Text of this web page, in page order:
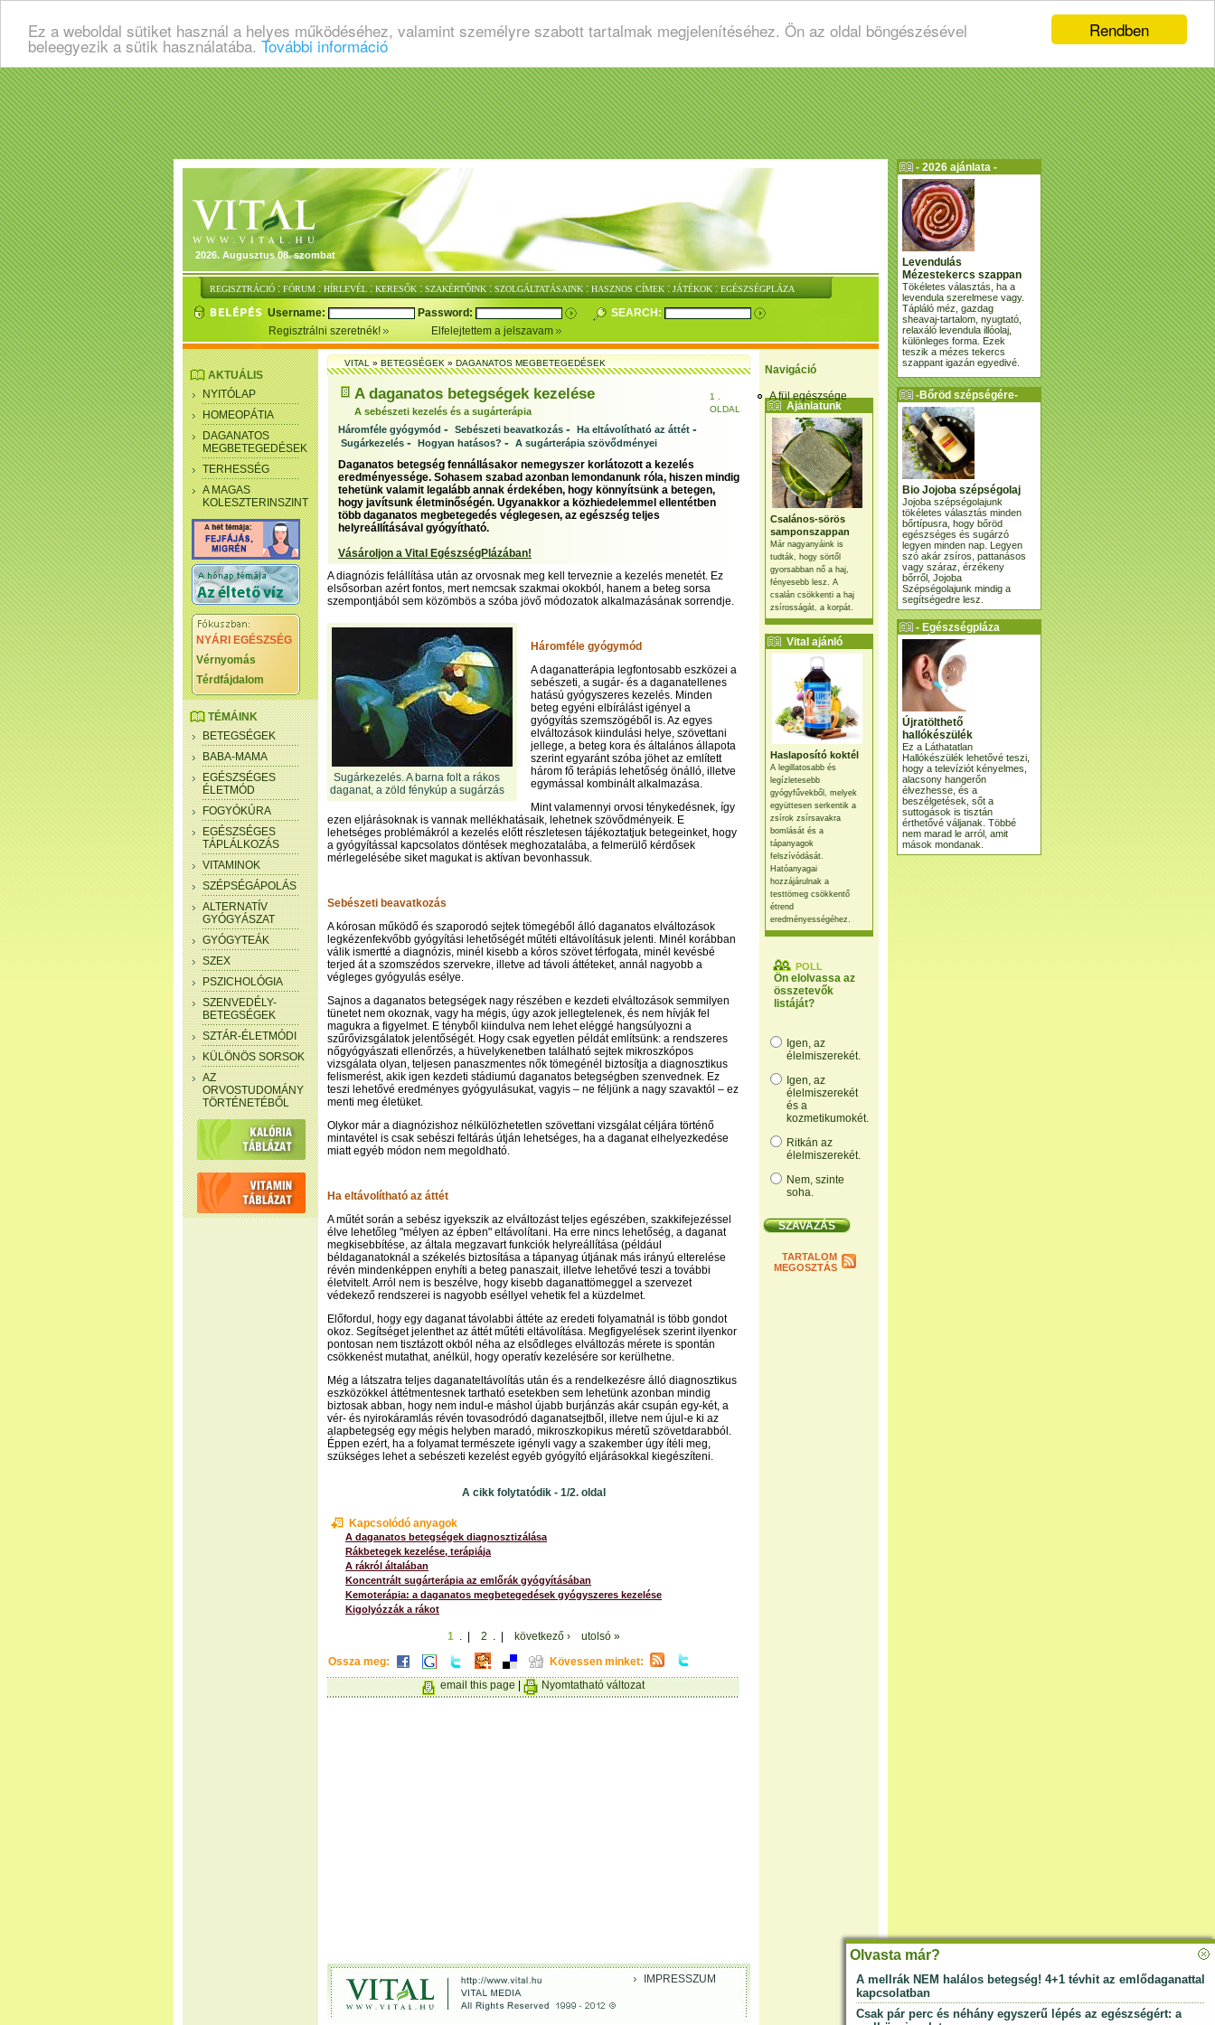
Rendben
Ez a weboldal sütiket használ a helyes működéséhez, valamint személyre szabott tartalmak megjelenítéséhez. Ön az oldal böngészésével
beleegyezik a sütik használatába. További információ
2026. Augusztus 08. szombat
REGISZTRÁCIÓ : FÓRUM : HÍRLEVÉL : KERESŐK : SZAKÉRTŐINK : SZOLGÁLTATÁSAINK : HASZNOS CÍMEK : JÁTÉKOK : EGÉSZSÉGPLÁZA
Username: Password:
SEARCH:
Regisztrálni szeretnék!
Elfelejtettem a jelszavam
Navigáció
A fül egészsége
Ajánlatunk
Csalános-sörös
samponszappan
Már nagyanyáink is
tudták, hogy sörtől
gyorsabban nő a haj,
fényesebb lesz. A
csalán csökkenti a haj
zsírosságát, a korpát.
Vital ajánló
Haslaposító koktél
A legillatosabb és
legízletesebb
gyógyfűvekből, melyek
együttesen serkentik a
zsírok zsírsavakra
bomlását és a
tápanyagok
felszívódását.
Hatóanyagai
hozzájárulnak a
testtömeg csökkentő
étrend
eredményességéhez.
POLL
Ön elolvassa az
összetevők
listáját?
Igen, az
élelmiszerekét.
Igen, az
élelmiszerekét
és a
kozmetikumokét.
Ritkán az
élelmiszerekét.
Nem, szinte
soha.
TARTALOM
MEGOSZTÁS
AKTUÁLIS
NYITÓLAP
HOMEOPÁTIA
DAGANATOS
MEGBETEGEDÉSEK
TERHESSÉG
A MAGAS
KOLESZTERINSZINT
NYÁRI EGÉSZSÉG
Vérnyomás
Térdfájdalom
TÉMÁINK
BETEGSÉGEK
BABA-MAMA
EGÉSZSÉGES
ÉLETMÓD
FOGYÓKÚRA
EGÉSZSÉGES
TÁPLÁLKOZÁS
VITAMINOK
SZÉPSÉGÁPOLÁS
ALTERNATÍV
GYÓGYÁSZAT
GYÓGYTEÁK
SZEX
PSZICHOLÓGIA
SZENVEDÉLY-
BETEGSÉGEK
SZTÁR-ÉLETMÓDI
KÜLÖNÖS SORSOK
AZ
ORVOSTUDOMÁNY
TÖRTÉNETÉBŐL
VITAL»BETEGSÉGEK»DAGANATOS MEGBETEGEDÉSEK
A daganatos betegségek kezelése
A sebészeti kezelés és a sugárterápia
1 .
OLDAL
Háromféle gyógymód - Sebészeti beavatkozás - Ha eltávolítható az áttét -
Sugárkezelés - Hogyan hatásos? - A sugárterápia szövődményei
Daganatos betegség fennállásakor nemegyszer korlátozott a kezelés
eredményessége. Sohasem szabad azonban lemondanunk róla, hiszen mindig
tehetünk valamit legalább annak érdekében, hogy könnyítsünk a betegen,
hogy javítsunk életminőségén. Ugyanakkor a közhiedelemmel ellentétben
több daganatos megbetegedés véglegesen, az egészség teljes
helyreállításával gyógyítható.
Vásároljon a Vital EgészségPlázában!
A diagnózis felállítása után az orvosnak meg kell terveznie a kezelés menetét. Ez
elsősorban azért fontos, mert nemcsak szakmai okokból, hanem a beteg sorsa
szempontjából sem közömbös a szóba jövő módozatok alkalmazásának sorrendje.
Sugárkezelés. A barna folt a rákos
daganat, a zöld fénykúp a sugárzás
Háromféle gyógymód
A daganatterápia legfontosabb eszközei a
sebészeti, a sugár- és a daganatellenes
hatású gyógyszeres kezelés. Minden
beteg egyéni elbírálást igényel a
gyógyítás szemszögéből is. Az egyes
elváltozások kiindulási helye, szövettani
jellege, a beteg kora és általános állapota
szerint egyaránt szóba jöhet az említett
három fő terápiás lehetőség önálló, illetve
egymással kombinált alkalmazása.
Mint valamennyi orvosi ténykedésnek, így
ezen eljárásoknak is vannak mellékhatásaik, lehetnek szövődményeik. E
lehetséges problémákról a kezelés előtt részletesen tájékoztatjuk betegeinket, hogy
a gyógyítással kapcsolatos döntések meghozatalába, a felmerülő kérdősek
mérlegelésébe siket magukat is aktívan bevonhassuk.
Sebészeti beavatkozás
A kórosan működő és szaporodó sejtek tömegéből álló daganatos elváltozások
legkézenfekvőbb gyógyítási lehetőségét műtéti eltávolításuk jelenti. Minél korábban
válik ismertté a diagnózis, minél kisebb a kóros szövet térfogata, minél kevésbé
terjed át a szomszédos szervekre, illetve ad távoli áttéteket, annál nagyobb a
végleges gyógyulás esélye.
Sajnos a daganatos betegségek nagy részében e kezdeti elváltozások semmilyen
tünetet nem okoznak, vagy ha mégis, úgy azok jellegtelenek, és nem hívják fel
magukra a figyelmet. E tényből kiindulva nem lehet eléggé hangsúlyozni a
szűrővizsgálatok jelentőségét. Hogy csak egyetlen példát említsünk: a rendszeres
nőgyógyászati ellenőrzés, a hüvelykenetben található sejtek mikroszkópos
vizsgálata olyan, teljesen panaszmentes nők tömegénél biztosítja a diagnosztikus
felismerést, akik igen kezdeti stádiumú daganatos betegségben szenvednek. Ez
teszi lehetővé eredményes gyógyulásukat, vagyis – ne féljünk a nagy szavaktól – ez
menti meg életüket.
Olykor már a diagnózishoz nélkülözhetetlen szövettani vizsgálat céljára történő
mintavétel is csak sebészi feltárás útján lehetséges, ha a daganat elhelyezkedése
miatt egyéb módon nem megoldható.
Ha eltávolítható az áttét
A műtét során a sebész igyekszik az elváltozást teljes egészében, szakkifejezéssel
élve lehetőleg "mélyen az épben" eltávolítani. Ha erre nincs lehetőség, a daganat
megkisebbítése, az általa megzavart funkciók helyreállítása (például
béldaganatoknál a székelés biztosítása a tápanyag útjának más irányú elterelése
révén mindenképpen enyhíti a beteg panaszait, illetve lehetővé teszi a további
életvitelt. Arról nem is beszélve, hogy kisebb daganattömeggel a szervezet
védekező rendszerei is nagyobb eséllyel vehetik fel a küzdelmet.
Előfordul, hogy egy daganat távolabbi áttéte az eredeti folyamatnál is több gondot
okoz. Segítséget jelenthet az áttét műtéti eltávolítása. Megfigyelések szerint ilyenkor
pontosan nem tisztázott okból néha az elsődleges elváltozás mérete is spontán
csökkenést mutathat, anélkül, hogy operatív kezelésére sor kerülhetne.
Még a látszatra teljes daganateltávolítás után és a rendelkezésre álló diagnosztikus
eszközökkel áttétmentesnek tartható esetekben sem lehetünk azonban mindig
biztosak abban, hogy nem indul-e máshol újabb burjánzás akár csupán egy-két, a
vér- és nyirokáramlás révén tovasodródó daganatsejtből, illetve nem újul-e ki az
alapbetegség egy mégis helyben maradó, mikroszkopikus méretű szövetdarabból.
Éppen ezért, ha a folyamat természete igényli vagy a szakember úgy ítéli meg,
szükséges lehet a sebészeti kezelést egyéb gyógyító eljárásokkal kiegészíteni.
A cikk folytatódik - 1/2. oldal
Kapcsolódó anyagok
A daganatos betegségek diagnosztizálása
Rákbetegek kezelése, terápiája
A rákról általában
Koncentrált sugárterápia az emlőrák gyógyításában
Kemoterápia: a daganatos megbetegedések gyógyszeres kezelése
Kigolyózzák a rákot
1 . | 2 . | következő ›
utolsó »
Ossza meg:
Kövessen minket:
email this page
Nyomtatható változat
Olvasta már?
A mellrák NEM halálos betegség! 4+1 tévhit az emlődaganattal
kapcsolatban
Csak pár perc és néhány egyszerű lépés az egészségért: a
IMPRESSZUM
- 2026 ajánlata -
Levendulás
Mézestekercs szappan
Tökéletes választás, ha a
levendula szerelmese vagy.
Tápláló méz, gazdag
sheavaj-tartalom, nyugtató,
relaxáló levendula illóolaj,
különleges forma. Ezek
teszik a mézes tekercs
szappant igazán egyedivé.
-Bőröd szépségére-
Bio Jojoba szépségolaj
Jojoba szépségolajunk
tökéletes választás minden
bőrtípusra, hogy bőröd
egészséges és sugárzó
legyen minden nap. Legyen
szó akár zsíros, pattanásos
vagy száraz, érzékeny
bőrről, Jojoba
Szépségolajunk mindig a
segítségedre lesz.
- Egészségpláza
ajánlatunk -
Újratölthető
hallókészülék
Ez a Láthatatlan
Hallókészülék lehetővé teszi,
hogy a televíziót kényelmes,
alacsony hangerőn
élvezhesse, és a
beszélgetések, sőt a
suttogások is tisztán
érthetővé váljanak. Többé
nem marad le arról, amit
mások mondanak.